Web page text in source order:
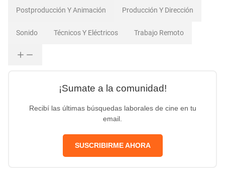
Postproducción Y Animación Producción Y Dirección
Sonido Técnicos Y Eléctricos Trabajo Remoto
¡Sumate a la comunidad!
Recibí las últimas búsquedas laborales de cine en tu
email.
SUSCRIBIRME AHORA